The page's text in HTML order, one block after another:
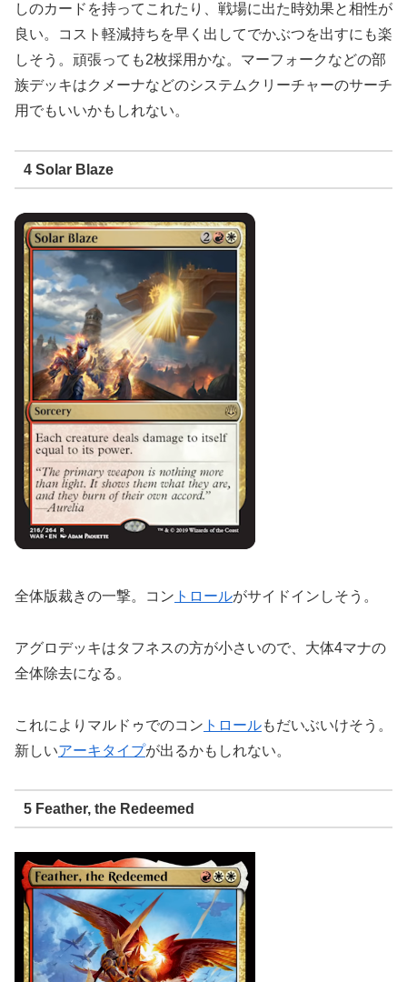
しのカードを持ってこれたり、戦場に出た時効果と相性が
良い。コスト軽減持ちを早く出してでかぶつを出すにも楽
しそう。頑張っても2枚採用かな。マーフォークなどの部
族デッキはクメーナなどのシステムクリーチャーのサーチ
用でもいいかもしれない。
4 Solar Blaze
全体版裁きの一撃。コン トロールがサイドインしそう。
アグロデッキはタフネスの方が小さいので、大体4マナの
全体除去になる。
これによりマルドゥでのコン トロールもだいぶいけそう。
新しいアーキタイプが出るかもしれない。
5 Feather, the Redeemed